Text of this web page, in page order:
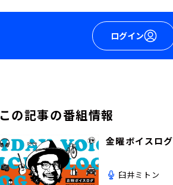
ログイン
この記事の番組情報
金曜ボイスログ
臼井ミトン